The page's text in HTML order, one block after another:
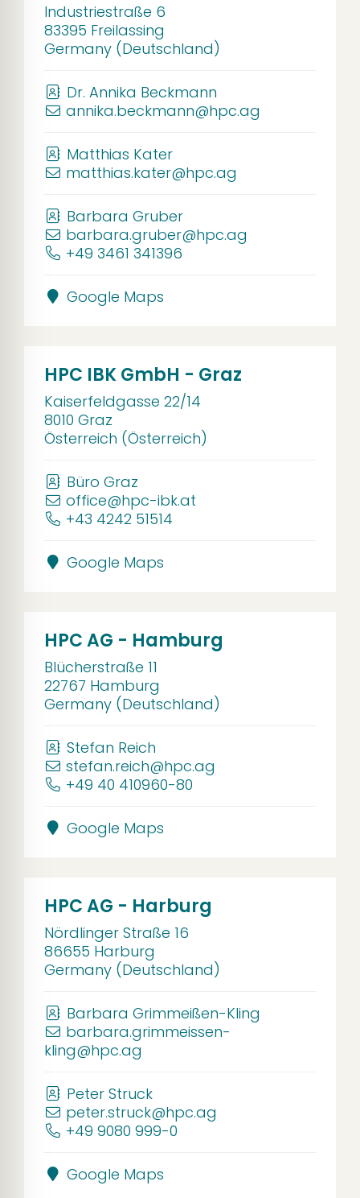
Industriestraße 6
83395 Freilassing
Germany (Deutschland)
Dr. Annika Beckmann
annika.beckmann@hpc.ag
Matthias Kater
matthias.kater@hpc.ag
Barbara Gruber
barbara.gruber@hpc.ag
+49 3461 341396
Google Maps
HPC IBK GmbH - Graz
Kaiserfeldgasse 22/14
8010 Graz
Österreich (Österreich)
Büro Graz
office@hpc-ibk.at
+43 4242 51514
Google Maps
HPC AG - Hamburg
Blücherstraße 11
22767 Hamburg
Germany (Deutschland)
Stefan Reich
stefan.reich@hpc.ag
+49 40 410960-80
Google Maps
HPC AG - Harburg
Nördlinger Straße 16
86655 Harburg
Germany (Deutschland)
Barbara Grimmeißen-Kling
barbara.grimmeissen-
kling@hpc.ag
Peter Struck
peter.struck@hpc.ag
+49 9080 999-0
Google Maps